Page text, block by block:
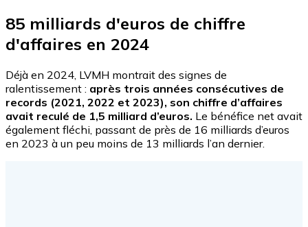
85 milliards d'euros de chiffre
d'affaires en 2024
Déjà en 2024, LVMH montrait des signes de
ralentissement : après trois années consécutives de
records (2021, 2022 et 2023), son chiffre d’affaires
avait reculé de 1,5 milliard d’euros. Le bénéfice net avait
également fléchi, passant de près de 16 milliards d’euros
en 2023 à un peu moins de 13 milliards l’an dernier.